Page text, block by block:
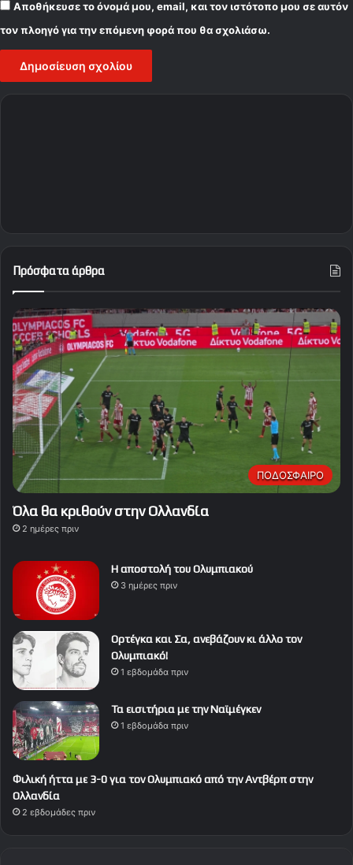
Αποθήκευσε το όνομά μου, email, και τον ιστότοπο μου σε αυτόν
τον πλοηγό για την επόμενη φορά που θα σχολιάσω.
Πρόσφατα άρθρα
ΠΟΔΟΣΦΑΙΡΟ
Όλα θα κριθούν στην Ολλανδία
2 ημέρες πριν
Η αποστολή του Ολυμπιακού
3 ημέρες πριν
Ορτέγκα και Σα, ανεβάζουν κι άλλο τον
Ολυμπιακό!
1 εβδομάδα πριν
Τα εισιτήρια με την Ναϊμέγκεν
1 εβδομάδα πριν
Φιλική ήττα με 3-0 για τον Ολυμπιακό από την Αντβέρπ στην
Ολλανδία
2 εβδομάδες πριν